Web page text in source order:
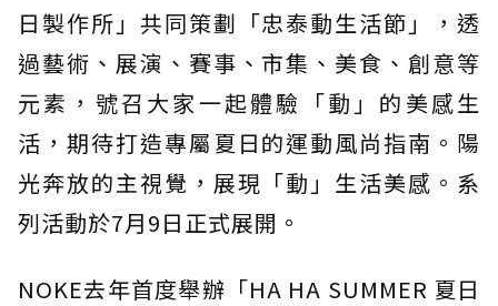
日製作所」共同策劃「忠泰動生活節」，透
過藝術、展演、賽事、市集、美食、創意等
元素，號召大家一起體驗「動」的美感生
活，期待打造專屬夏日的運動風尚指南。陽
光奔放的主視覺，展現「動」生活美感。系
列活動於7月9日正式展開。
NOKE去年首度舉辦「HA HA SUMMER 夏日